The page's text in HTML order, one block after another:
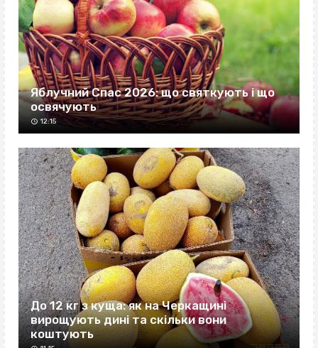
Яблучний Спас 2026: що святкують і що
освячують
12:15
До 12 кг з куща: як на Черкащині
вирощують дині та скільки вони
коштують